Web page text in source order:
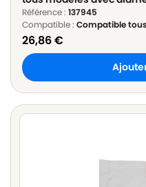
ø 35mm Longueur 60cm à
Référence : 137945
Compatible : Compatible
26,86€